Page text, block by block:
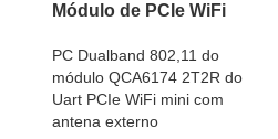
Módulo de PCIe WiFi
PC Dualband 802,11 do
módulo QCA6174 2T2R do
Uart PCIe WiFi mini com
antena externo